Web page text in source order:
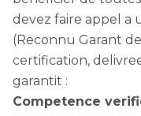
devez faire appel a
(Reconnu Garant
certification,
garantit :
Competence